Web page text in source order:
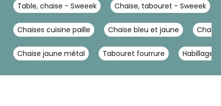
Table, chaise - Sweeek Chaise, tabouret - Sweeek
Chaises cuisine paille Chaise bleu et jaune
Chaise jaune métal Tabouret fourrure Habillage